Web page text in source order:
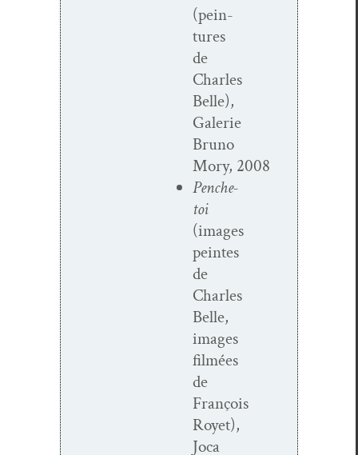
(pein­
tures
de
Charles
Belle),
Galerie
Bruno
Mory, 2008
Penche-
toi
(images
peintes
de
Charles
Belle,
images
filmées
de
François
Royet),
Joca